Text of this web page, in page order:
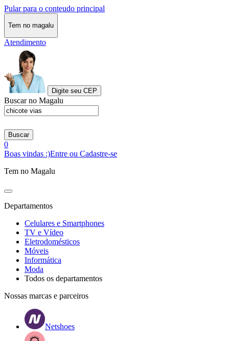
Pular para o conteudo principal
Tem no magalu
Atendimento
Digite seu CEP
Buscar no Magalu
Buscar
0
Boas vindas :)Entre ou Cadastre-se
Tem no Magalu
Departamentos
Celulares e Smartphones
TV e Vídeo
Eletrodomésticos
Móveis
Informática
Moda
Todos os departamentos
Nossas marcas e parceiros
Netshoes